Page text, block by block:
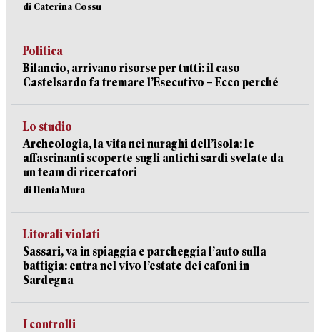
di Caterina Cossu
Politica
Bilancio, arrivano risorse per tutti: il caso
Castelsardo fa tremare l’Esecutivo – Ecco perché
Lo studio
Archeologia, la vita nei nuraghi dell’isola: le
affascinanti scoperte sugli antichi sardi svelate da
un team di ricercatori
di Ilenia Mura
Litorali violati
Sassari, va in spiaggia e parcheggia l’auto sulla
battigia: entra nel vivo l’estate dei cafoni in
Sardegna
I controlli